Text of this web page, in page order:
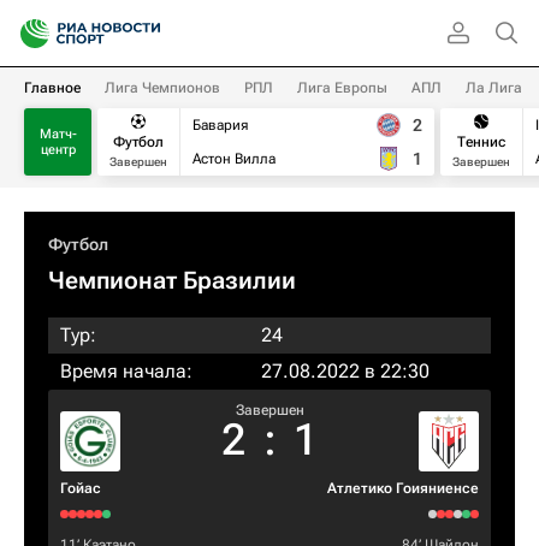
Главное Лига Чемпионов РПЛ Лига Европы АПЛ Ла Лига
Матч-
центр
Футбол
Завершен
Бавария
Астон Вилла
2
1
Теннис
Завершен
Футбол
Чемпионат Бразилии
Тур:
24
Время начала:
27.08.2022 в 22:30
Гойас
Завершен
2 : 1
Атлетико Гоияниенсе